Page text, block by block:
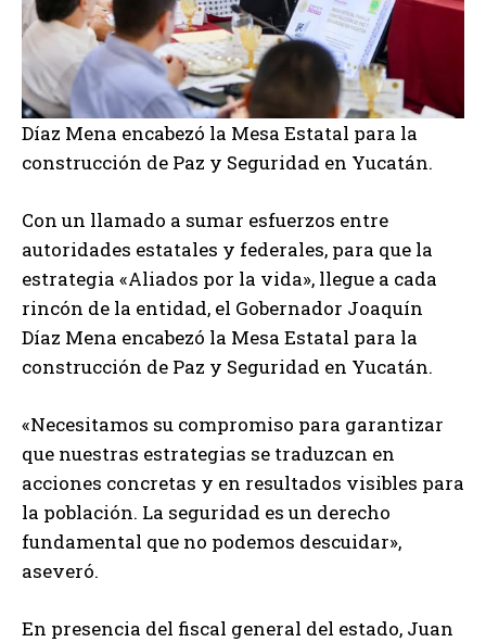
Díaz Mena encabezó la Mesa Estatal para la
construcción de Paz y Seguridad en Yucatán.
Con un llamado a sumar esfuerzos entre
autoridades estatales y federales, para que la
estrategia «Aliados por la vida», llegue a cada
rincón de la entidad, el Gobernador Joaquín
Díaz Mena encabezó la Mesa Estatal para la
construcción de Paz y Seguridad en Yucatán.
«Necesitamos su compromiso para garantizar
que nuestras estrategias se traduzcan en
acciones concretas y en resultados visibles para
la población. La seguridad es un derecho
fundamental que no podemos descuidar»,
aseveró.
En presencia del fiscal general del estado, Juan